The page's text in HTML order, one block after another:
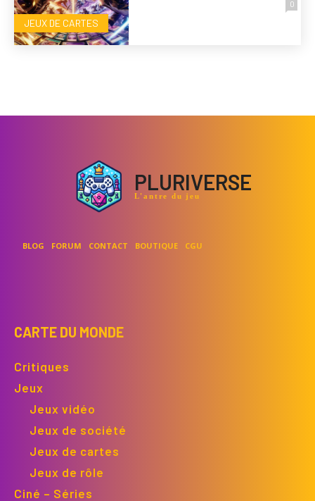
JEUX DE CARTES
0
PLURIVERSE
L'antre du jeu
BLOG FORUM CONTACT BOUTIQUE CGU
CARTE DU MONDE
Critiques
Jeux
Jeux vidéo
Jeux de société
Jeux de cartes
Jeux de rôle
Ciné – Séries